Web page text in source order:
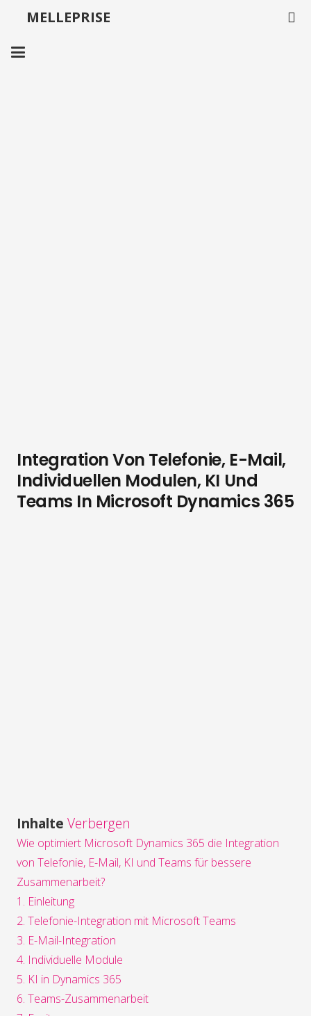
MELLEPRISE
Integration Von Telefonie, E-Mail,
Individuellen Modulen, KI Und
Teams In Microsoft Dynamics 365
Inhalte Verbergen
Wie optimiert Microsoft Dynamics 365 die Integration
von Telefonie, E-Mail, KI und Teams für bessere
Zusammenarbeit?
1. Einleitung
2. Telefonie-Integration mit Microsoft Teams
3. E-Mail-Integration
4. Individuelle Module
5. KI in Dynamics 365
6. Teams-Zusammenarbeit